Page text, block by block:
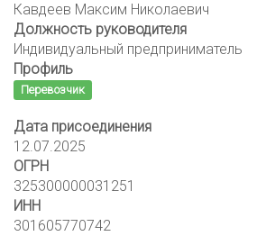
Кавдеев Максим Николаевич
Должность руководителя
Индивидуальный предприниматель
Профиль
Перевозчик
Дата присоединения
12.07.2025
ОГРН
325300000031251
ИНН
301605770742